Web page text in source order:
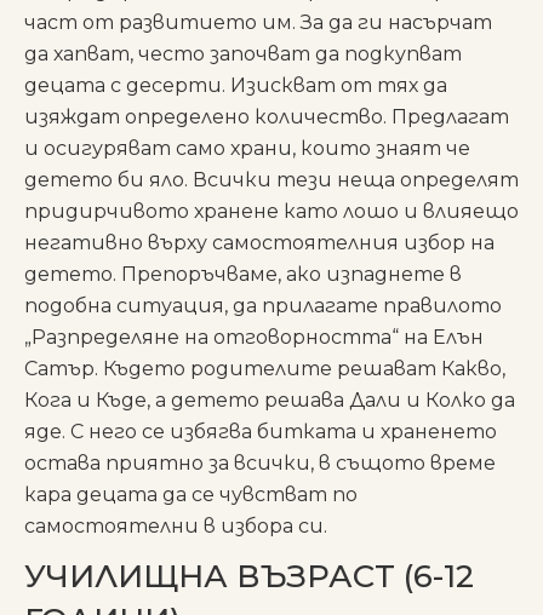
част от развитието им. За да ги насърчат
да хапват, често започват да подкупват
децата с десерти. Изискват от тях да
изяждат определено количество. Предлагат
и осигуряват само храни, които знаят че
детето би яло. Всички тези неща определят
придирчивото хранене като лошо и влияещо
негативно върху самостоятелния избор на
детето. Препоръчваме, ако изпаднете в
подобна ситуация, да прилагате правилото
„Разпределяне на отговорността“ на Елън
Сатър. Където родителите решават Какво,
Кога и Къде, а детето решава Дали и Колко да
яде. С него се избягва битката и храненето
остава приятно за всички, в същото време
кара децата да се чувстват по
самостоятелни в избора си.
УЧИЛИЩНА ВЪЗРАСТ (6-12